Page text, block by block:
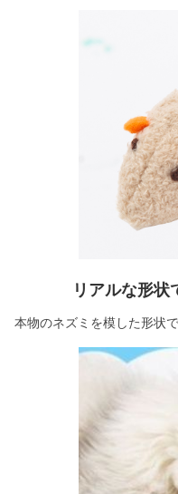
リアルな形状
本物のネズミを模した形状